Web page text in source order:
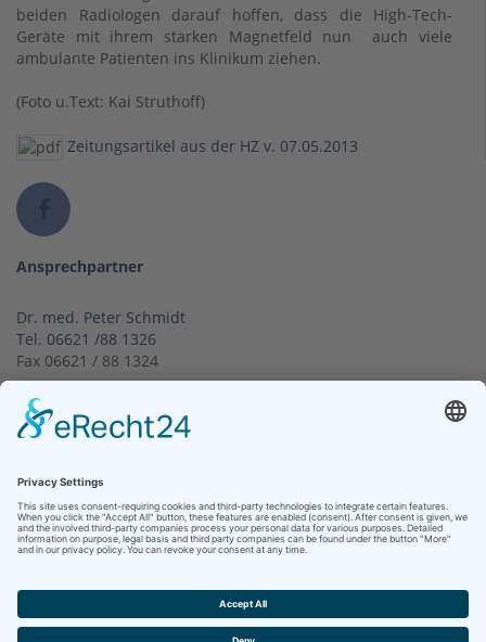
beiden Radiologen darauf hoffen, dass die High-Tech-
Geräte mit ihrem starken Magnetfeld nun auch viele
ambulante Patienten ins Klinikum ziehen.
(Foto u.Text: Kai Struthoff)
Zeitungsartikel aus der HZ v. 07.05.2013
Ansprechpartner
Dr. med. Peter Schmidt
Tel. 06621 /88 1326
Fax 06621 / 88 1324
Visitenkarte & Kontakt
Kontakt
Klinikum Bad Hersfeld GmbH
Seilerweg 29
36251 Bad Hersfeld
Telefax +49 (6621) 88-1033
Kontakt